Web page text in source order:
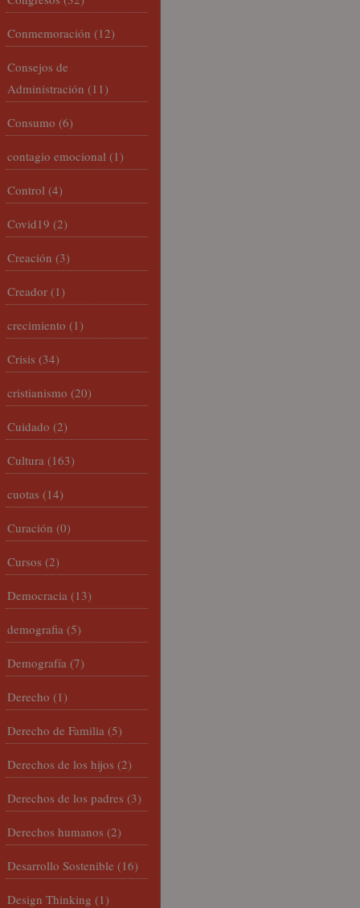
Conmemoración (12)
Consejos de
Administración (11)
Consumo (6)
contagio emocional (1)
Control (4)
Covid19 (2)
Creación (3)
Creador (1)
crecimiento (1)
Crisis (34)
cristianismo (20)
Cuidado (2)
Cultura (163)
cuotas (14)
Curación (0)
Cursos (2)
Democracia (13)
demografia (5)
Demografía (7)
Derecho (1)
Derecho de Familia (5)
Derechos de los hijos (2)
Derechos de los padres (3)
Derechos humanos (2)
Desarrollo Sostenible (16)
Design Thinking (1)